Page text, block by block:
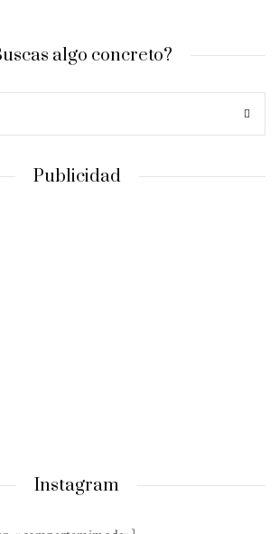
algo concreto?
Publicidad
Instagram